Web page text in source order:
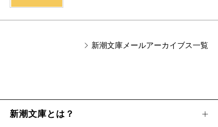
新潮文庫メールアーカイブス一覧
新潮文庫とは？